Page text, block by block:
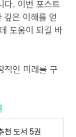
다. 이번 포스트
깊은 이해를 얻
도움이 되길 바
적인 미래를 구
천 도서 5권